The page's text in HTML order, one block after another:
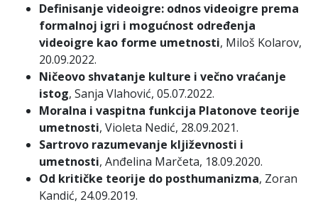
Definisanje videoigre: odnos videoigre prema
formalnoj igri i mogućnost određenja
videoigre kao forme umetnosti, Miloš Kolarov,
20.09.2022.
Ničeovo shvatanje kulture i večno vraćanje
istog, Sanja Vlahović, 05.07.2022.
Moralna i vaspitna funkcija Platonove teorije
umetnosti, Violeta Nedić, 28.09.2021.
Sartrovo razumevanje kljiževnosti i
umetnosti, Anđelina Marčeta, 18.09.2020.
Od kritičke teorije do posthumanizma, Zoran
Kandić, 24.09.2019.